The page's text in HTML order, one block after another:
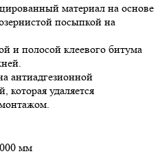
материал на основе
посыпкой на
и полосой клеевого битума
антиадгезионной
которая удаляется
мм